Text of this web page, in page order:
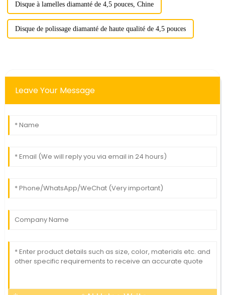
Disque à lamelles diamanté de 4,5 pouces, Chine
Disque de polissage diamanté de haute qualité de 4,5 pouces
Leave Your Message